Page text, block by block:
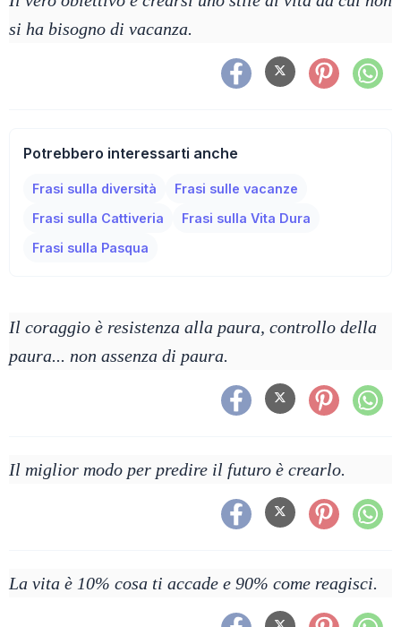
si ha bisogno di vacanza.
Potrebbero interessarti anche
Frasi sulla diversità
Frasi sulle vacanze
Frasi sulla Cattiveria
Frasi sulla Vita Dura
Frasi sulla Pasqua
Il coraggio è resistenza alla paura, controllo della
paura... non assenza di paura.
Il miglior modo per predire il futuro è crearlo.
La vita è 10% cosa ti accade e 90% come reagisci.